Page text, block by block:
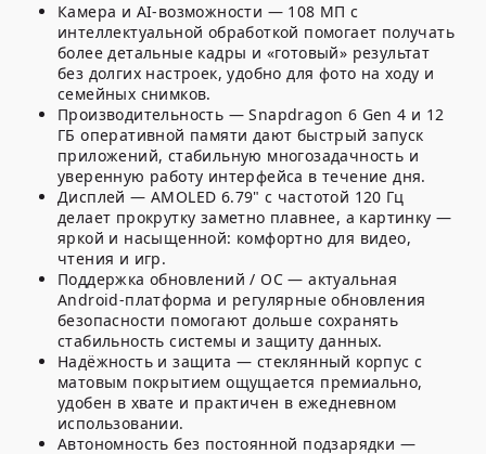
Камера и AI-возможности — 108 МП с
интеллектуальной обработкой помогает получать
более детальные кадры и «готовый» результат
без долгих настроек, удобно для фото на ходу и
семейных снимков.
Производительность — Snapdragon 6 Gen 4 и 12
ГБ оперативной памяти дают быстрый запуск
приложений, стабильную многозадачность и
уверенную работу интерфейса в течение дня.
Дисплей — AMOLED 6.79" с частотой 120 Гц
делает прокрутку заметно плавнее, а картинку —
яркой и насыщенной: комфортно для видео,
чтения и игр.
Поддержка обновлений / ОС — актуальная
Android-платформа и регулярные обновления
безопасности помогают дольше сохранять
стабильность системы и защиту данных.
Надёжность и защита — стеклянный корпус с
матовым покрытием ощущается премиально,
удобен в хвате и практичен в ежедневном
использовании.
Автономность без постоянной подзарядки —